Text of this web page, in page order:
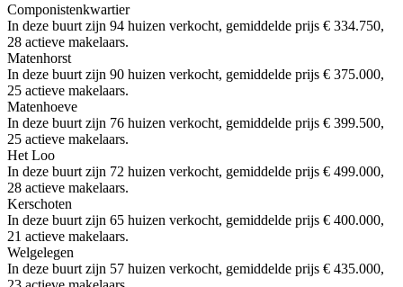
Componistenkwartier
In deze buurt zijn 94 huizen verkocht, gemiddelde prijs € 334.750,
28 actieve makelaars.
Matenhorst
In deze buurt zijn 90 huizen verkocht, gemiddelde prijs € 375.000,
25 actieve makelaars.
Matenhoeve
In deze buurt zijn 76 huizen verkocht, gemiddelde prijs € 399.500,
25 actieve makelaars.
Het Loo
In deze buurt zijn 72 huizen verkocht, gemiddelde prijs € 499.000,
28 actieve makelaars.
Kerschoten
In deze buurt zijn 65 huizen verkocht, gemiddelde prijs € 400.000,
21 actieve makelaars.
Welgelegen
In deze buurt zijn 57 huizen verkocht, gemiddelde prijs € 435.000,